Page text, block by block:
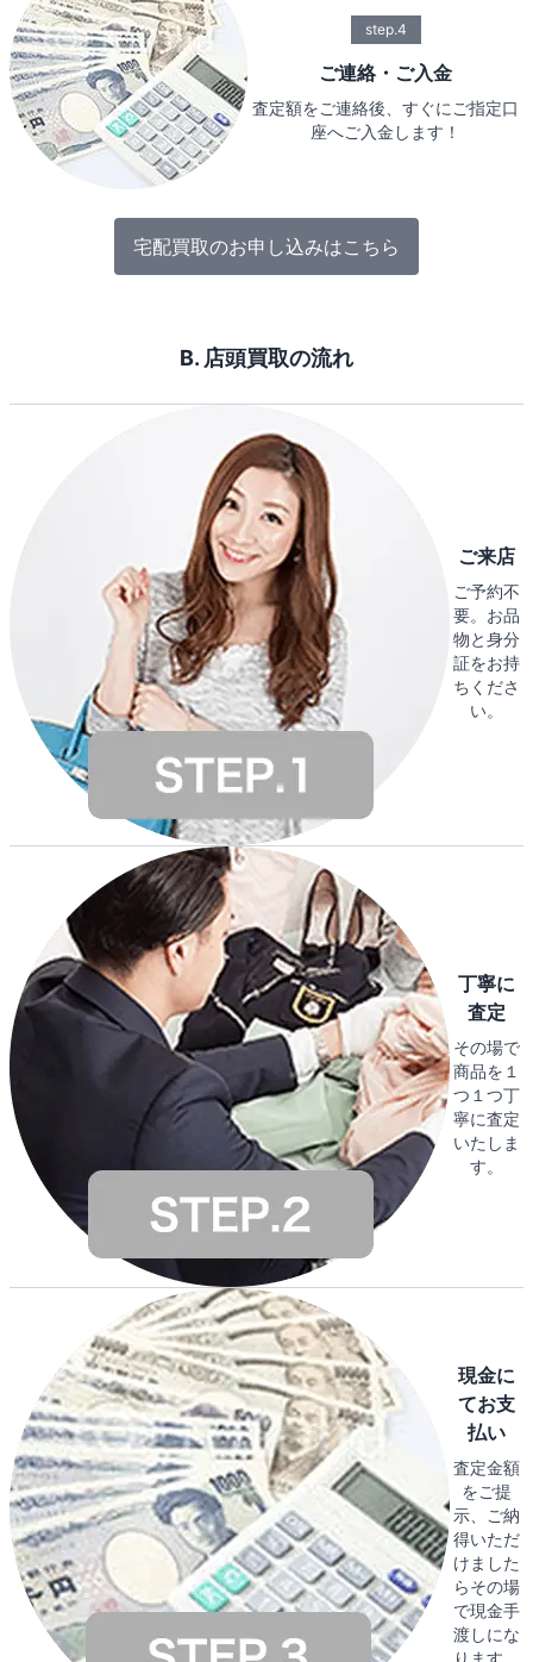
step.4
ご連絡・ご入金
査定額をご連絡後、すぐにご指定口
座へご入金します！
宅配買取のお申し込みはこちら
B. 店頭買取の流れ
ご来店
ご予約不
要。お品
物と身分
証をお持
ちくださ
い。
丁寧に
査定
その場で
商品を１
つ１つ丁
寧に査定
いたしま
す。
現金に
てお支
払い
査定金額
をご提
示、ご納
得いただ
けました
らその場
で現金手
渡しにな